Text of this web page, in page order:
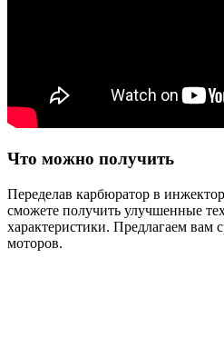
Что можно получить
Переделав карбюратор в
сможете получить улучшенные
характеристики. Предлагаем вам
моторов.